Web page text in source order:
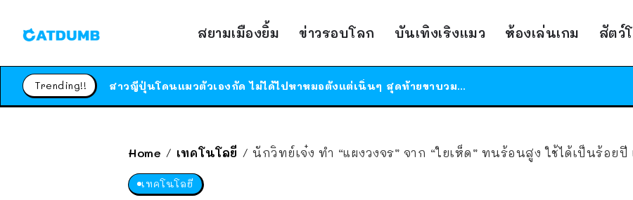
สยามเมืองยิ้ม ข่าวรอบโลก บันเทิงเริงแมว ห้องเล่นเกม สัตว์
Trending!!
ได้เวลาเด็กหนวดรวมตัว RF Online Next เปิดให้เล่นแล้ว เกม Sci-Fi MMORPG ระดับตำนาน เล่นได้ทั้งมือถือและ PC
สาวญี่ปุ่นโดนแมวตัวเองกัด ไม่ได้ไปหาหมอตั้งแต่เนิ่นๆ สุดท้ายขาบวม กลายเป็นโรคเนื้อเน่า เตือนทาสแมวทั้งหลายให้ระวัง
Home / เทคโนโลยี / นักวิทย์เจ๋ง ทำ “แผงวงจร” จาก “ใยเห็ด” ทนร้อนสูง ใช้ได้เป็นร้อ
เทคโนโลยี